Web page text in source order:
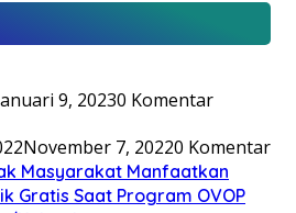
9, 20230 Komentar
November 7, 20220 Komentar
Masyarakat Manfaatkan
Gratis Saat Program OVOP